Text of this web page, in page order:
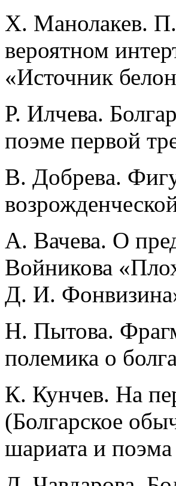
X. Манолакев.
вероятном
«Источник
Р. Илчева.
поэме первой
В. Добpeвa.
А. Вачева. О
Войникова
Д. И.
Н. Пытова.
полемика о
К. Кунчев. На
(Болгарское
шариата и